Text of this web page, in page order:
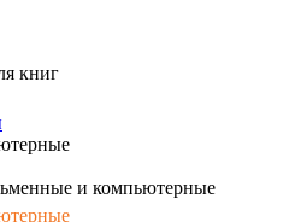
книг
и компьютерные